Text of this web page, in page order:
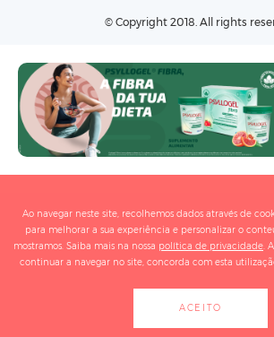
© Copyright 2018. All rights
Ao navegar neste site, recolhemos dados através de
para melhorar a sua experiência e personalizar o
mostramos. Saiba mais na nossa política de privacidade.
continuar a navegar no site, concorda com esta
ACEITO